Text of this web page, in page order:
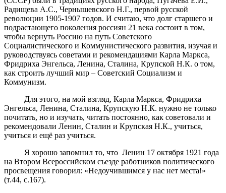
Радищева А.С., Чернышевского Н.Г., первой русской
революции 1905-1907 годов. И считаю, что долг старшего и
подрастающего поколения россиян 21 века состоит в том,
чтобы вернуть Россию на путь Советского
Социалистического и Коммунистического развития, изучая и
руководствуясь советами и рекомендациями Карла Маркса,
Фридриха Энгельса, Ленина, Сталина, Крупской Н.К. о том,
как строить лучший мир – Советский Социализм и
Коммунизм.
Для этого, на мой взгляд, Карла Маркса, Фридриха
Энгельса, Ленина, Сталина, Крупскую Н.К. нужно не только
почитать, но и изучать, читать постоянно, как советовали и
рекомендовали Ленин, Сталин и Крупская Н.К., учиться,
учиться и ещё раз учиться.
Я хорошо запомнил то, что Ленин 17 октября 1921 года
на Втором Всероссийском съезде работников политического
просвещения говорил: «Недоучившимся у нас нет места!»
(т.44, с.167).